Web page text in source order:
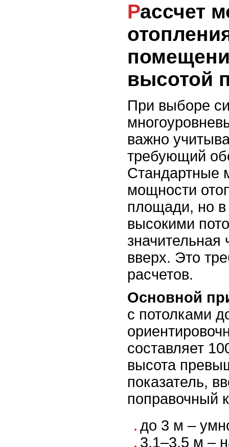
Рассчет мощности
высотой
При выборе
важно
требующий
Стандартные
мощности
площади, но
высокими
значительная
вверх. Это
расчетов.
Основной
с потолками
составляет
высота
показатель,
поправочный
до 3 м –
3,1–3,5 м –